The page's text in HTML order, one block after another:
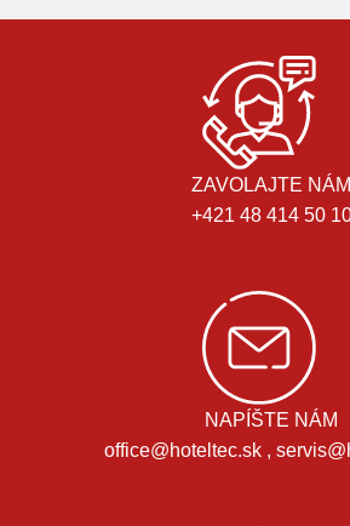
ZAVOLAJTE NÁM
+421 48 414 50
NAPÍŠTE NÁM
office@hoteltec.sk ,